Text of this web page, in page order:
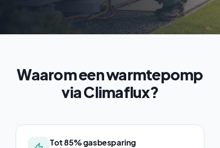
Waarom een warmtepomp
via Climaflux?
Tot 85% gasbesparing